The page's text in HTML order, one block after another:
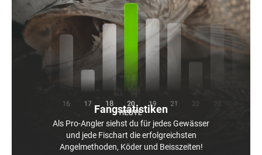
Fangstatistiken
Als Pro-Angler siehst du für jedes Gewässer
und jede Fischart die erfolgreichsten
Angelmethoden, Köder und Beisszeiten!